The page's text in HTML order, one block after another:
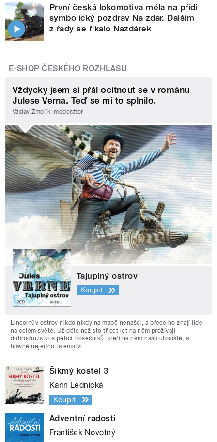
První česká lokomotiva měla na přídi
symbolický pozdrav Na zdar. Dalším
z řady se říkalo Nazdárek
E-SHOP ČESKÉHO ROZHLASU
Vždycky jsem si přál ocitnout se v románu
Julese Verna. Teď se mi to splnilo.
Václav Žmolík, moderátor
Tajuplný ostrov
Koupit
Lincolnův ostrov nikdo nikdy na mapě nenašel, a přece ho znají lidé
na celém světě. Už déle než sto třicet let na něm prožívají
dobrodružství s pěticí trosečníků, kteří na něm našli útočiště, a
hlavně nejedno tajemství.
Šikmý kostel 3
Karin Lednická
Koupit
Adventní radosti
František Novotný